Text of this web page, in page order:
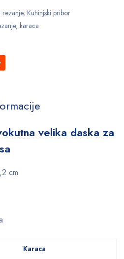
rezanje, Kuhinjski pribor
, karaca
velika daska za
cm
Karaca